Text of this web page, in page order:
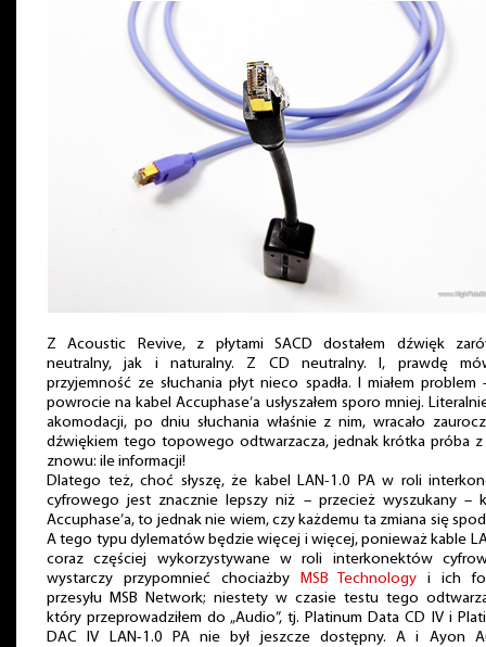
Z Acoustic Revive, z płytami SACD dostałem dźwięk
neutralny, jak i naturalny. Z CD neutralny. I, prawdę
przyjemność ze słuchania płyt nieco spadła. I miałem problem
powrocie na kabel Accuphase’a usłyszałem sporo mniej.
akomodacji, po dniu słuchania właśnie z nim, wracało
dźwiękiem tego topowego odtwarzacza, jednak krótka próba z
znowu: ile informacji!
Dlatego też, choć słyszę, że kabel LAN-1.0 PA w roli
cyfrowego jest znacznie lepszy niż – przecież wyszukany –
Accuphase’a, to jednak nie wiem, czy każdemu ta zmiana się
A tego typu dylematów będzie więcej i więcej, ponieważ kable
coraz częściej wykorzystywane w roli interkonektów
wystarczy przypomnieć chociażby
MSB Technology i ich
przesyłu MSB Network; niestety w czasie testu tego
który przeprowadziłem do „Audio”, tj. Platinum Data CD IV i
DAC IV LAN-1.0 PA nie był jeszcze dostępny. A i Ayon